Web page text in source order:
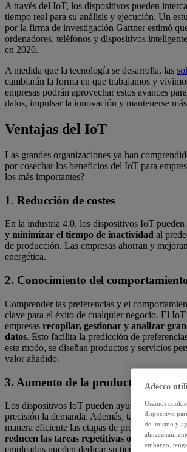
A través del IoT, los dispositivos pueden
tiempo real para su análisis y ejecución. Un
por la firma de investigación Gartner estimó
ordenadores, teléfonos y dispositivos
en 2020.
A medida que la tecnología se desarrolla, las
cambiarán la forma en que trabajamos y
empresas podrán aprovechar estos avances
datos, impulsar la innovación y mantenerse
Ventajas del IoT
Las grandes organizaciones ya han
por cosechar los beneficios del IoT para
los más importantes?
1. Reducción de costes
En la industria 4.0, los dispositivos IoT pueden
y minimizar el tiempo de inactividad al
de producción. Las empresas ahorran y
energética.
2. Conocimiento del
Comprender las preferencias y el
clave para el éxito de cualquier negocio. El
empresas recopilar, gestionar y analizar
datos. Esto facilita la predicción de
este modo, se diseñan productos y servicios
valor añadido.
3. Aumento de la productividad
Los dispositivos IoT pueden ayudar a las
precisión la demanda. Además, también es
manera eficiente las etapas de producción. Del
reducen las tareas repetitivas o monótonas,
empleados pueden dedicar su tiempo a
Adecco
Usamos
dispositivo
del mismo y
embargo,